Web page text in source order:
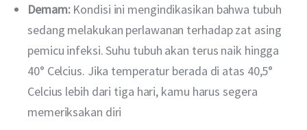
Demam:Kondisi ini mengindikasikan bahwa tubuh
sedang melakukan perlawanan terhadap zat asing
pemicu infeksi. Suhu tubuh akan terus naik hingga
40° Celcius. Jika temperatur berada di atas 40,5°
Celcius lebih dari tiga hari, kamu harus segera
memeriksakan diri